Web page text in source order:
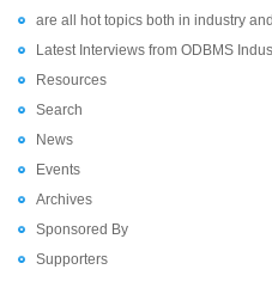
are all hot topics both in industry
Latest Interviews from ODBMS
Resources
Search
News
Events
Archives
Sponsored By
Supporters